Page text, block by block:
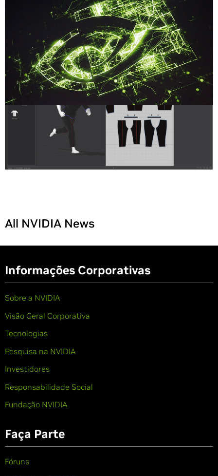
Compartilhe
All NVIDIA News
Informações Corporativas
Sobre a NVIDIA
Visão Geral Corporativa
Tecnologias
Pesquisa na NVIDIA
Investidores
Responsabilidade Social
Fundação NVIDIA
Faça Parte
Fóruns